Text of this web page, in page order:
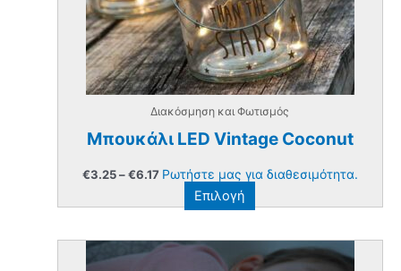
Διακόσμηση και Φωτισμός
Μπουκάλι LED Vintage Coconut
€3.25–€6.17Price
range:
Ρωτήστε μας για διαθεσιμότητα.
Επιλογή
προϊόν
έχει